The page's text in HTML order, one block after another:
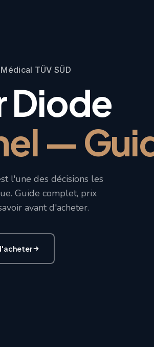
TÜV SÜD
Diode
—
l'une des décisions les
Guide complet, prix
avant d'acheter.